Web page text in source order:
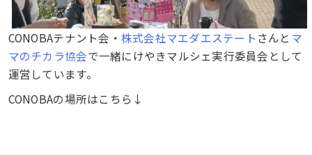
CONOBAテナント会・ 株式会社マエダエステート さんと マ
マのチカラ協会で一緒にけやきマルシェ実行委員会として
運営しています。
CONOBAの場所はこちら↓